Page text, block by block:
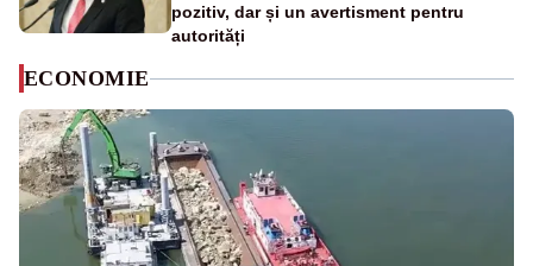
pozitiv, dar și un avertisment pentru
autorități
ECONOMIE